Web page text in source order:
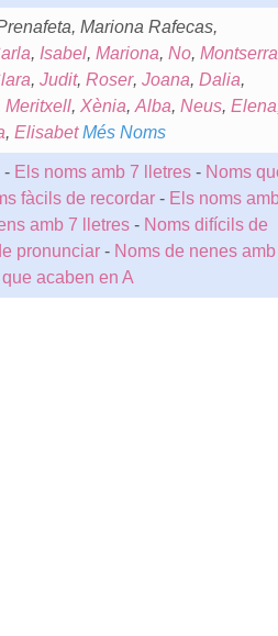
Mariona Rafecas,
, Isabel, Mariona, No,
, Judit, Roser, Joana, Dalia,
Meritxell, Xènia, Alba, Neus, Elena
, Elisabet Més Noms
- Els noms amb 7 lletres- Noms
fàcils de recordar - Els noms
amb 7 lletres- Noms difícils de
pronunciar - Noms de nenes amb
acaben en A